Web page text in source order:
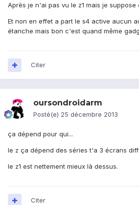
Après je n'ai pas vu le z1 mais je
Et non en effet a part le s4 active aucun
étanche mais bon c'est quand même
Citer
oursondroidarm
Posté(e) 25 décembre 2013
ça dépend pour qui...
le z ça dépend des séries t'a 3 écrans
le z1 est nettement mieux là dessus.
Citer